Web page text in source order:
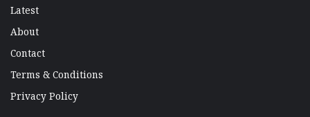
Latest
About
Contact
Terms & Conditions
Privacy Policy